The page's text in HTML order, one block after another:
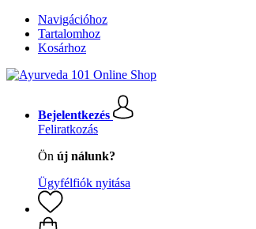
Navigációhoz
Tartalomhoz
Kosárhoz
Bejelentkezés
Feliratkozás
Ön új nálunk?
Ügyfélfiók nyitása